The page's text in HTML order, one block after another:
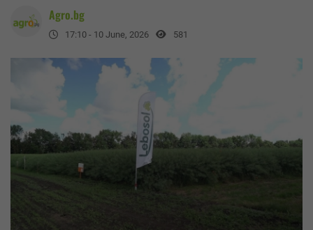
Agro.bg
17:10 - 10 June, 2026 581